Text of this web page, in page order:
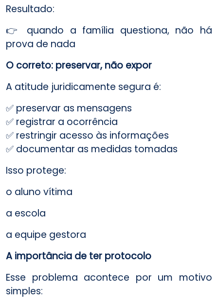
Resultado:
👉 quando a família questiona, não há
prova de nada
O correto: preservar, não expor
A atitude juridicamente segura é:
✅ preservar as mensagens
✅ registrar a ocorrência
✅ restringir acesso às informações
✅ documentar as medidas tomadas
Isso protege:
o aluno vítima
a escola
a equipe gestora
A importância de ter protocolo
Esse problema acontece por um motivo
simples: